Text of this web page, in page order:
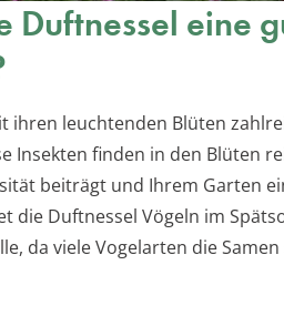
Duftnessel eine
ihren leuchtenden Blüten
Insekten finden in den Blüten
beiträgt und Ihrem Garten
die Duftnessel Vögeln im
da viele Vogelarten die Samen